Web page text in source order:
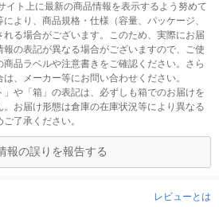
イト上に最新の商品情報を表示するよう努めて
より、商品規格・仕様（容量、パッケージ、
る場合がございます。このため、実際にお届
の表記が異なる場合がございますので、ご使
品ラベルや注意書きをご確認ください。さら
、メーカー等にお問い合わせください。
や「箱」の表記は、必ずしも箱でのお届けを
お届け形態は倉庫の在庫状況等により異なる
了承ください。
報の誤りを報告する
レビューとは